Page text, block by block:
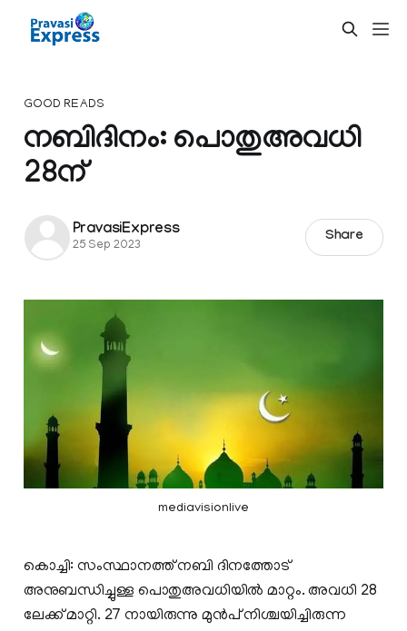
GOOD READS
നബിദിനം: പൊതുഅവധി
28ന്
PravasiExpress
25 Sep 2023
Share
mediavisionlive
കൊ​ച്ചി: സം​സ്ഥാ​ന​ത്ത് നബി ദിനത്തോട്
അനുബന്ധിച്ചുള്ള പൊതുഅവധിയിൽ മാറ്റം. അവധി 28
ലേക്ക് മാറ്റി. 27 നായിരുന്നു മുന്‍പ് നിശ്ചയിച്ചിരുന്ന